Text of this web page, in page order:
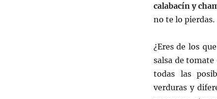
calabacín y
no te lo pierdas.
¿Eres de los
salsa de tomate
todas las
verduras y